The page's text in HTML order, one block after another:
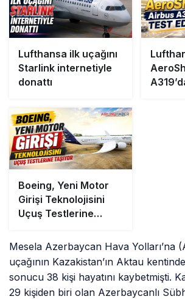
Lufthansa ilk uçağını
Starlink internetiyle
donattı
Boeing, Yeni Motor
Girişi Teknolojisini
Uçuş Testlerine
Mesela Azerbaycan Hava Yolları’na
uçağının Kazakistan’ın Aktau
sonucu 38 kişi hayatını kaybetmişti.
29 kişiden biri olan Azerbaycanlı